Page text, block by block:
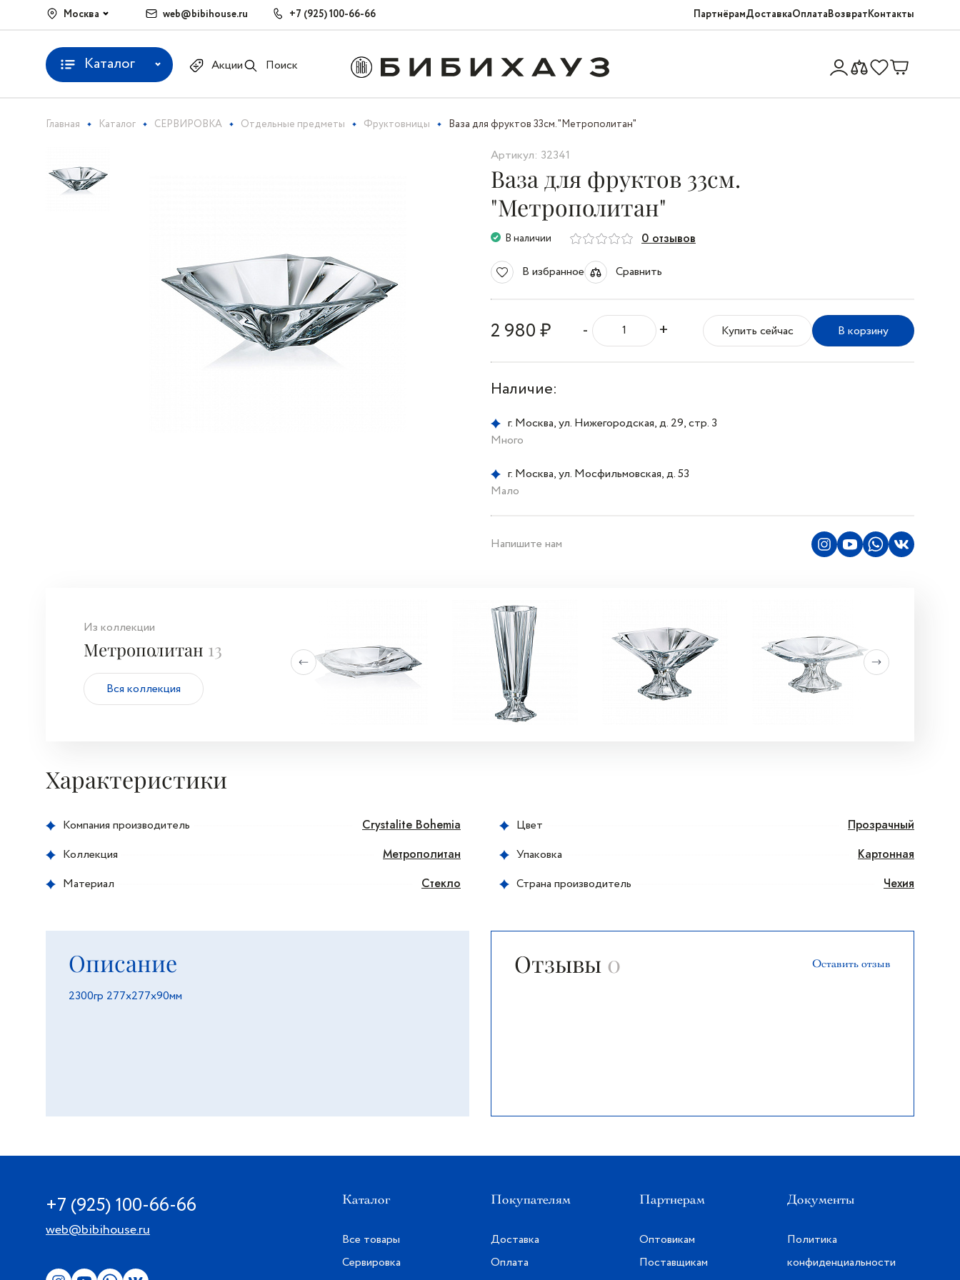
Москва web@bibihouse.ru +7 (925) 100-66-66 ПартнёрамДоставкаОплатаВозвратКонтакты
Каталог Акции Поиск
Главная Каталог СЕРВИРОВКА Отдельные предметы Фруктовницы Ваза для фруктов 33см. "Метрополитан"
Артикул: 32341
Ваза для фруктов 33см.
"Метрополитан"
В наличии 0 отзывов
В избранное Сравнить
2 980 ₽ - + Купить сейчас В корзину
Наличие:
г. Москва, ул. Нижегородская, д. 29, стр. 3
Много
г. Москва, ул. Мосфильмовская, д. 53
Мало
Напишите нам
Из коллекции
Метрополитан 13
Вся коллекция
Характеристики
Компания производитель
Crystalite Bohemia
Коллекция
Метрополитан
Материал
Стекло
Цвет
Прозрачный
Упаковка
Картонная
Страна производитель
Чехия
Описание
2300гр 277х277х90мм
Отзывы 0 Оставить отзыв
+7 (925) 100-66-66
web@bibihouse.ru
Каталог
Все товары
Сервировка
Покупателям
Доставка
Оплата
Партнерам
Оптовикам
Поставщикам
Документы
Политика
конфиденциальности